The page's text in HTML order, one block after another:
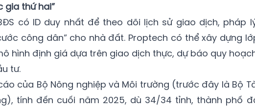
gia thứ hai”
có ID duy nhất để theo dõi lịch sử giao dịch, pháp
công dân” cho nhà đất. Proptech có thể xây dựng
hình định giá dựa trên giao dịch thực, dự báo quy
tư.
của Bộ Nông nghiệp và Môi trường (trước đây là Bộ
tính đến cuối năm 2025, dù 34/34 tỉnh, thành phố